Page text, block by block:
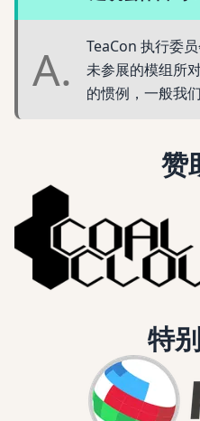
A.
TeaCon 执行委
未参展的模组所
的惯例，一般我
赞
特